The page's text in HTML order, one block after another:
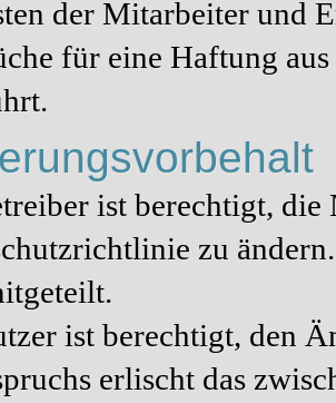
der Mitarbeiter und
für eine Haftung
ist berechtigt,
zu
ist berechtigt, den
erlischt das